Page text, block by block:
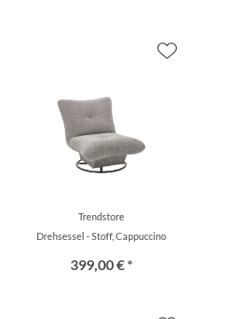
Trendstore
Drehsessel - Stoff, Cappuccino
399,00 € *